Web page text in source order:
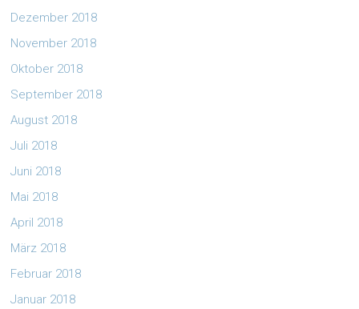
Dezember 2018
November 2018
Oktober 2018
September 2018
August 2018
Juli 2018
Juni 2018
Mai 2018
April 2018
März 2018
Februar 2018
Januar 2018